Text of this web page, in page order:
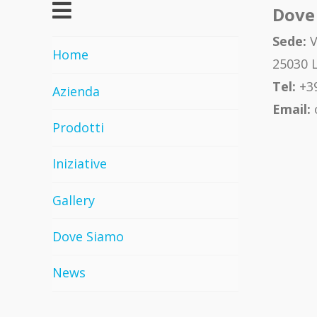
Home
Azienda
Prodotti
Iniziative
Gallery
Dove Siamo
News
Sede:
25030
Tel:
Email: